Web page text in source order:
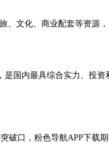
文化、商业配套等资源
最具综合实力、投
，粉色导航APP下载期